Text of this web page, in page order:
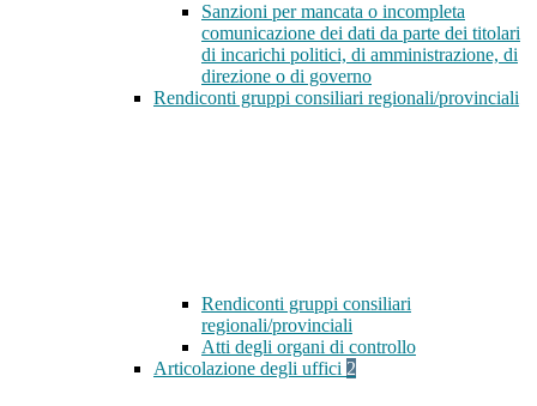
Sanzioni per mancata o incompleta
comunicazione dei dati da parte dei titolari
di incarichi politici, di amministrazione, di
direzione o di governo
Rendiconti gruppi consiliari regionali/provinciali
Rendiconti gruppi consiliari
regionali/provinciali
Atti degli organi di controllo
Articolazione degli uffici 2